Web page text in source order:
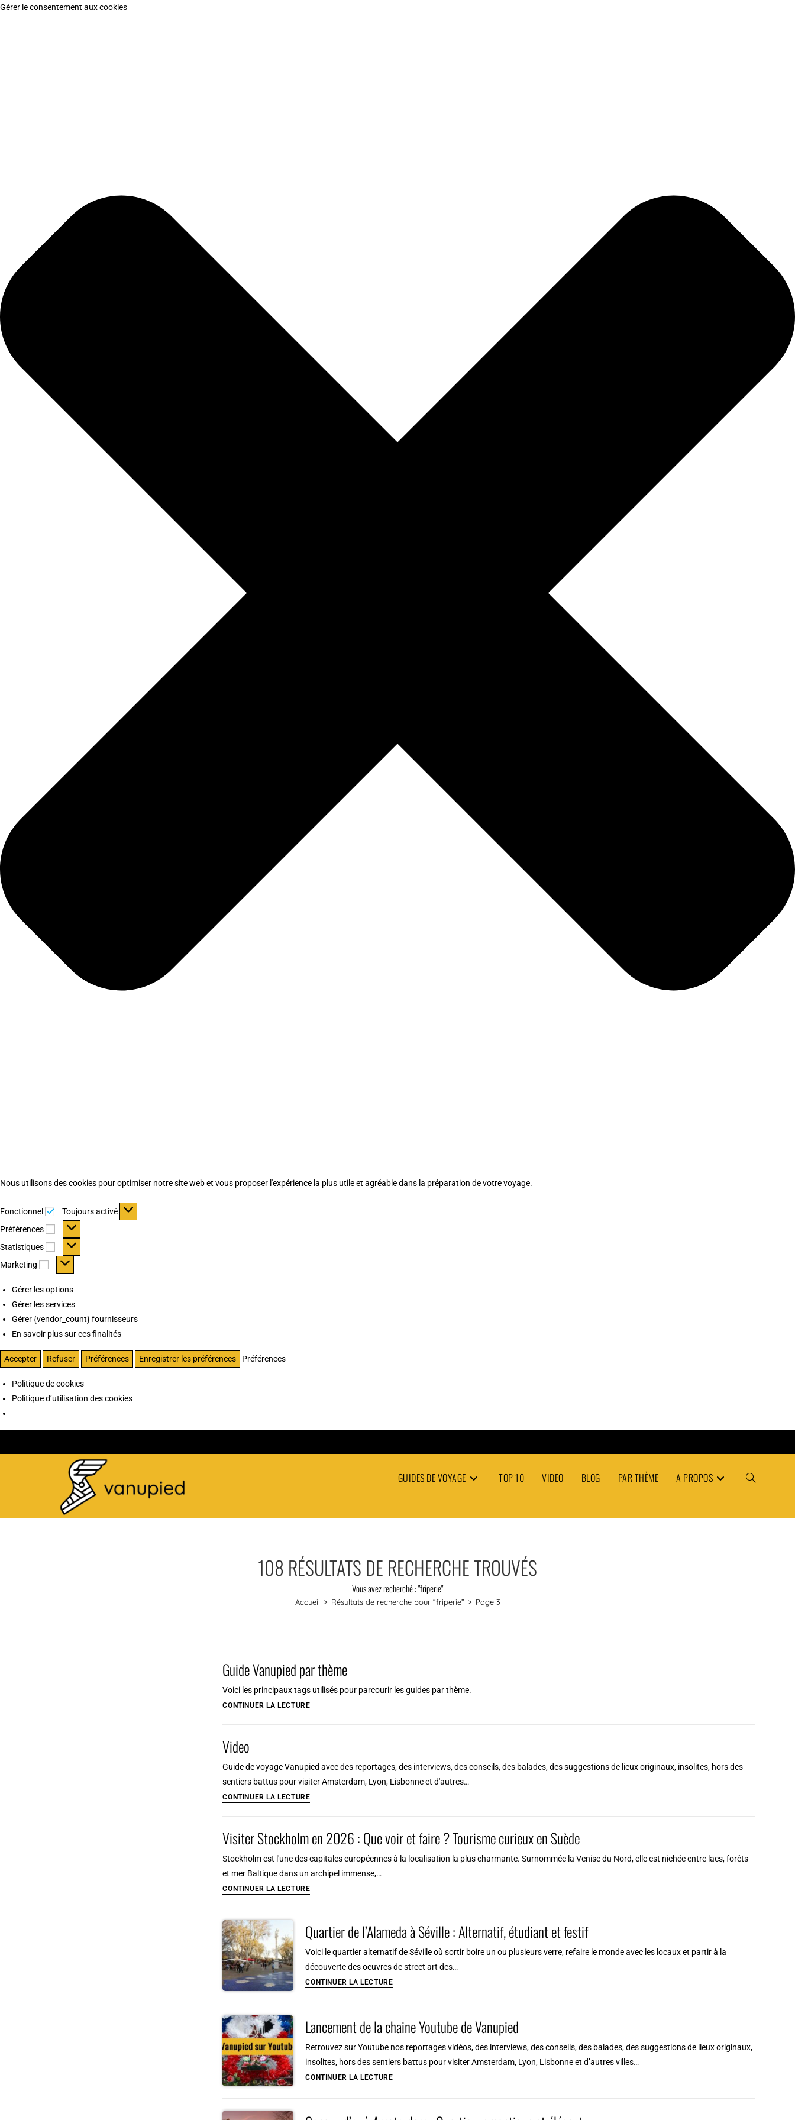
Gérer le consentement aux cookies
Nous utilisons des cookies pour optimiser notre site web et vous proposer l'expérience la plus utile et agréable dans la préparation de votre voyage.
Fonctionnel Fonctionnel
Toujours activé
Préférences
Préférences
Statistiques Statistiques
Marketing Marketing
Gérer les options
Gérer les services
Gérer {vendor_count} fournisseurs
En savoir plus sur ces finalités
Accepter Refuser Préférences Enregistrer les préférences Préférences
Politique de cookies
Politique d’utilisation des cookies
GUIDES DE VOYAGE TOP 10 VIDEO BLOG PAR THÈME A PROPOS TOGGLE
108 RÉSULTATS DE RECHERCHE TROUVÉS
Vous avez recherché : "friperie"
Accueil > Résultats de recherche pour“friperie” > Page 3
Guide Vanupied par thème
Voici les principaux tags utilisés pour parcourir les guides par thème.
CONTINUER LA LECTUREGuide
Video
Guide de voyage Vanupied avec des reportages, des interviews, des conseils, des balades, des suggestions de lieux originaux, insolites, hors des
sentiers battus pour visiter Amsterdam, Lyon, Lisbonne et d'autres…
CONTINUER LA LECTUREVideo
Visiter Stockholm en 2026 : Que voir et faire ? Tourisme curieux en Suède
Stockholm est l'une des capitales européennes à la localisation la plus charmante. Surnommée la Venise du Nord, elle est nichée entre lacs, forêts
et mer Baltique dans un archipel immense,…
CONTINUER LA LECTUREVisiter
2026
Que
et
Tourisme
curieux
en
Suède
Quartier de l’Alameda à Séville : Alternatif, étudiant et festif
Voici le quartier alternatif de Séville où sortir boire un ou plusieurs verre, refaire le monde avec les locaux et partir à la
découverte des oeuvres de street art des…
CONTINUER LA LECTUREQuartier
à
étudiant
Lancement de la chaine Youtube de Vanupied
Retrouvez sur Youtube nos reportages vidéos, des interviews, des conseils, des balades, des suggestions de lieux originaux,
insolites, hors des sentiers battus pour visiter Amsterdam, Lyon, Lisbonne et d’autres villes…
CONTINUER LA LECTURELancement